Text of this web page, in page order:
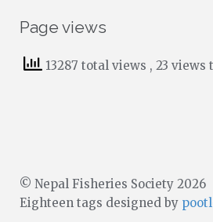
Page views
13287 total views , 23 views
© Nepal Fisheries Society 2026
Eighteen tags designed by